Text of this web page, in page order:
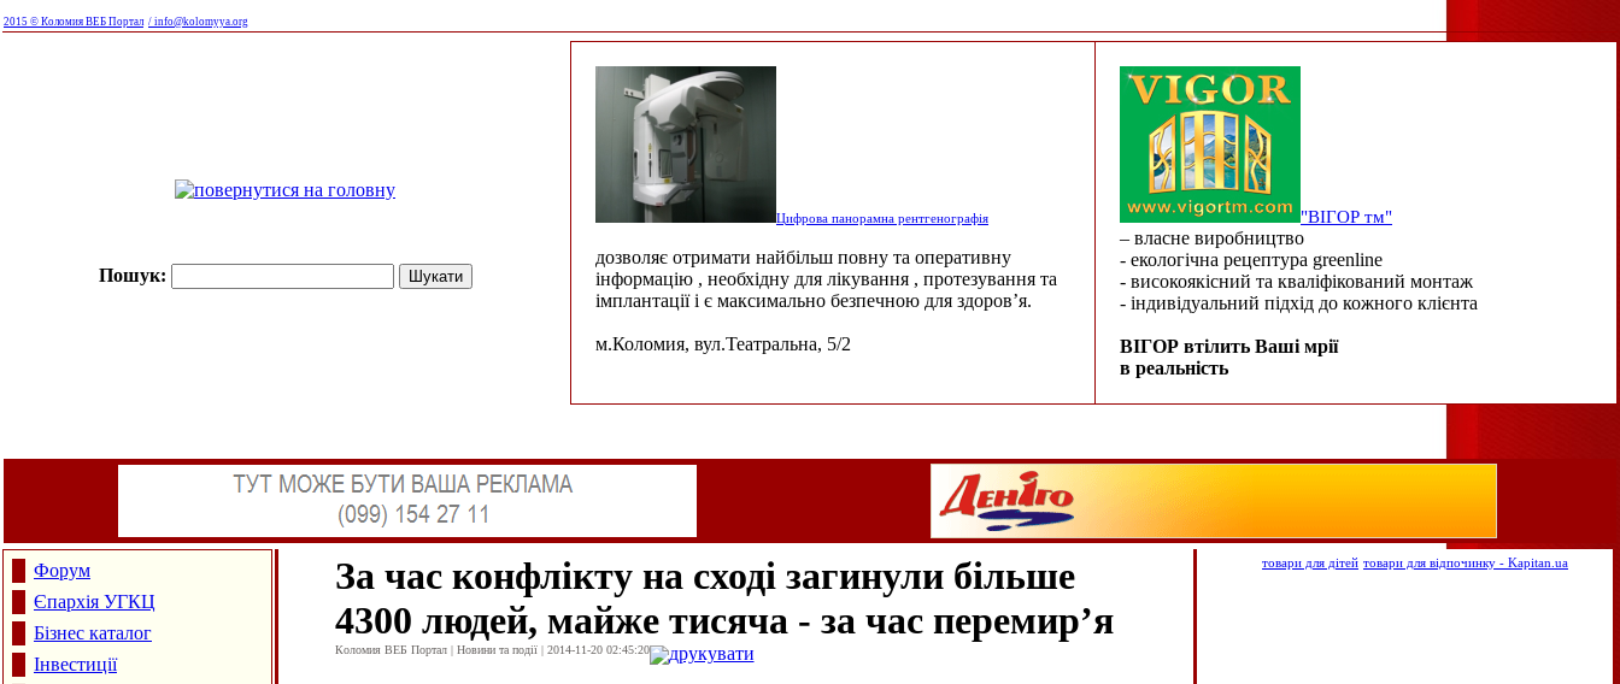
2015 © Коломия ВЕБ Портал / info@kolomyya.org
Пошук:
Цифрова панорамна рентгенографія
дозволяє отримати найбільш повну та оперативну
інформацію , необхідну для лікування , протезування та
імплантації і є максимально безпечною для здоров’я.
м.Коломия, вул.Театральна, 5/2
"ВІГОР тм"
– власне виробництво
- екологічна рецептура greenline
- високоякісний та кваліфікований монтаж
- індивідуальний підхід до кожного клієнта
ВІГОР втілить Ваші мрії
в реальність
Форум
Єпархія УГКЦ
Бізнес каталог
Інвестиції
За час конфлікту на сході загинули більше
4300 людей, майже тисяча - за час перемир’я
Коломия ВЕБ Портал | Новини та події | 2014-11-20 02:45:20 друкувати
товари для дітей товари для відпочинку - Kapitan.ua